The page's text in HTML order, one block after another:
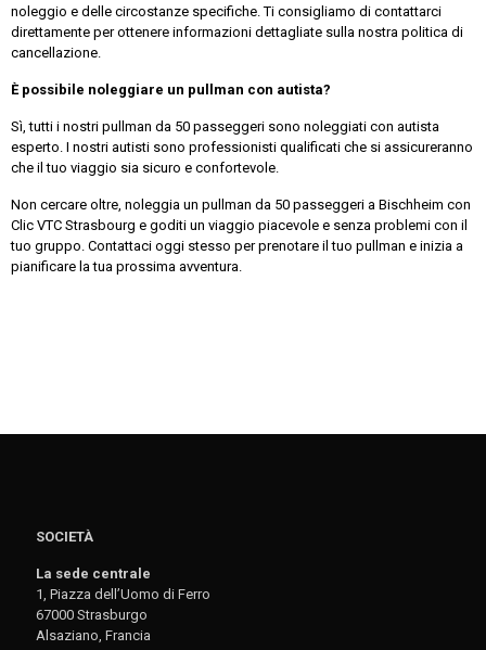
noleggio e delle circostanze specifiche. Ti consigliamo di contattarci
direttamente per ottenere informazioni dettagliate sulla nostra politica di
cancellazione.
È possibile noleggiare un pullman con autista?
Sì, tutti i nostri pullman da 50 passeggeri sono noleggiati con autista
esperto. I nostri autisti sono professionisti qualificati che si assicureranno
che il tuo viaggio sia sicuro e confortevole.
Non cercare oltre, noleggia un pullman da 50 passeggeri a Bischheim con
Clic VTC Strasbourg e goditi un viaggio piacevole e senza problemi con il
tuo gruppo. Contattaci oggi stesso per prenotare il tuo pullman e inizia a
pianificare la tua prossima avventura.
SOCIETÀ
La sede centrale
1, Piazza dell’Uomo di Ferro
67000 Strasburgo
Alsaziano, Francia